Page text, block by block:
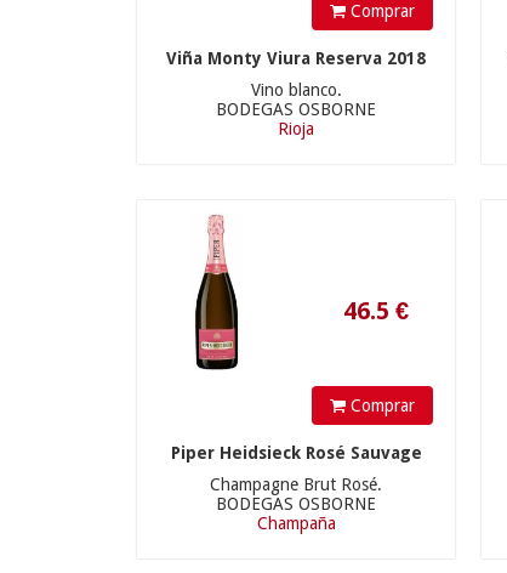
Comprar
Viña Monty Viura Reserva 2018
Vino blanco.
BODEGAS OSBORNE
Rioja
Comprar
Piper Heidsieck Rosé Sauvage
Champagne Brut Rosé.
BODEGAS OSBORNE
Champaña
10.92